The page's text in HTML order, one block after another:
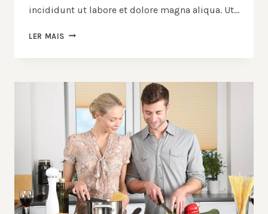
incididunt ut labore et dolore magna aliqua. Ut…
LER MAIS